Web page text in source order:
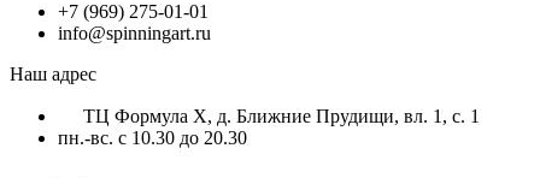
+7 (969) 275-01-01
info@spinningart.ru
Наш адрес
ТЦ Формула X, д. Ближние Прудищи, вл. 1, с. 1
пн.-вс. с 10.30 до 20.30